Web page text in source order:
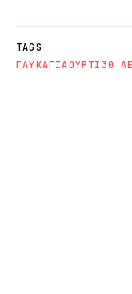
TAGS
ΓΛΥΚΑΓΙΑΟΥΡΤΙ30